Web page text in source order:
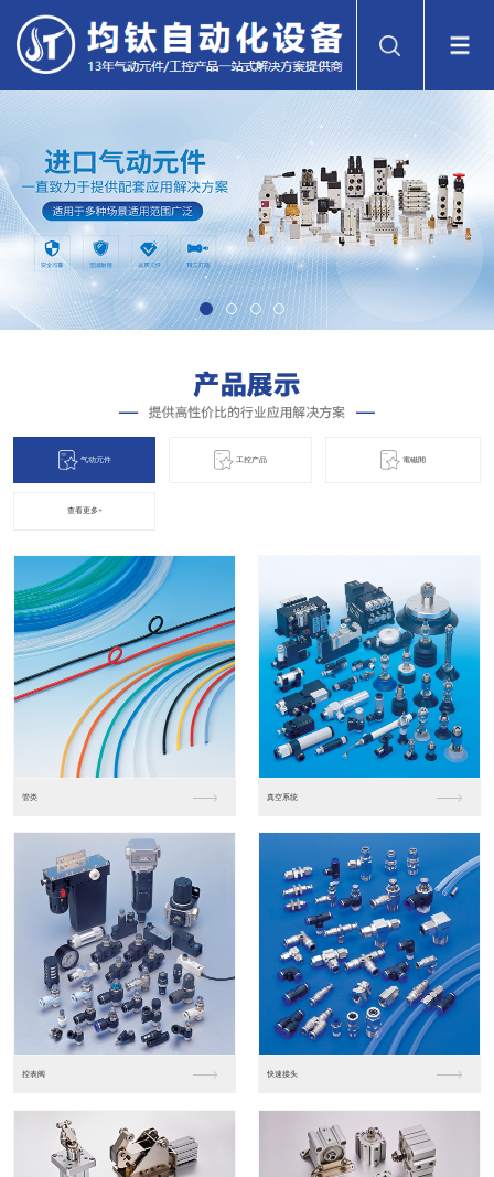
气动元件 工控产品 電磁閞
查看更多+
进口松下PLC2 进口松下PLC
东莞松下PLC 松下人机界面GT07